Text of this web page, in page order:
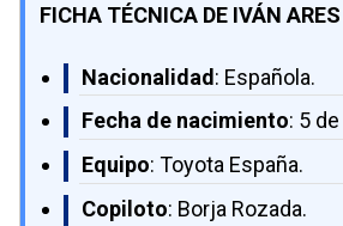
FICHA TÉCNICA DE IVÁN
Nacionalidad: Española.
Fecha de nacimiento: 5
Equipo: Toyota España.
Copiloto: Borja Rozada.